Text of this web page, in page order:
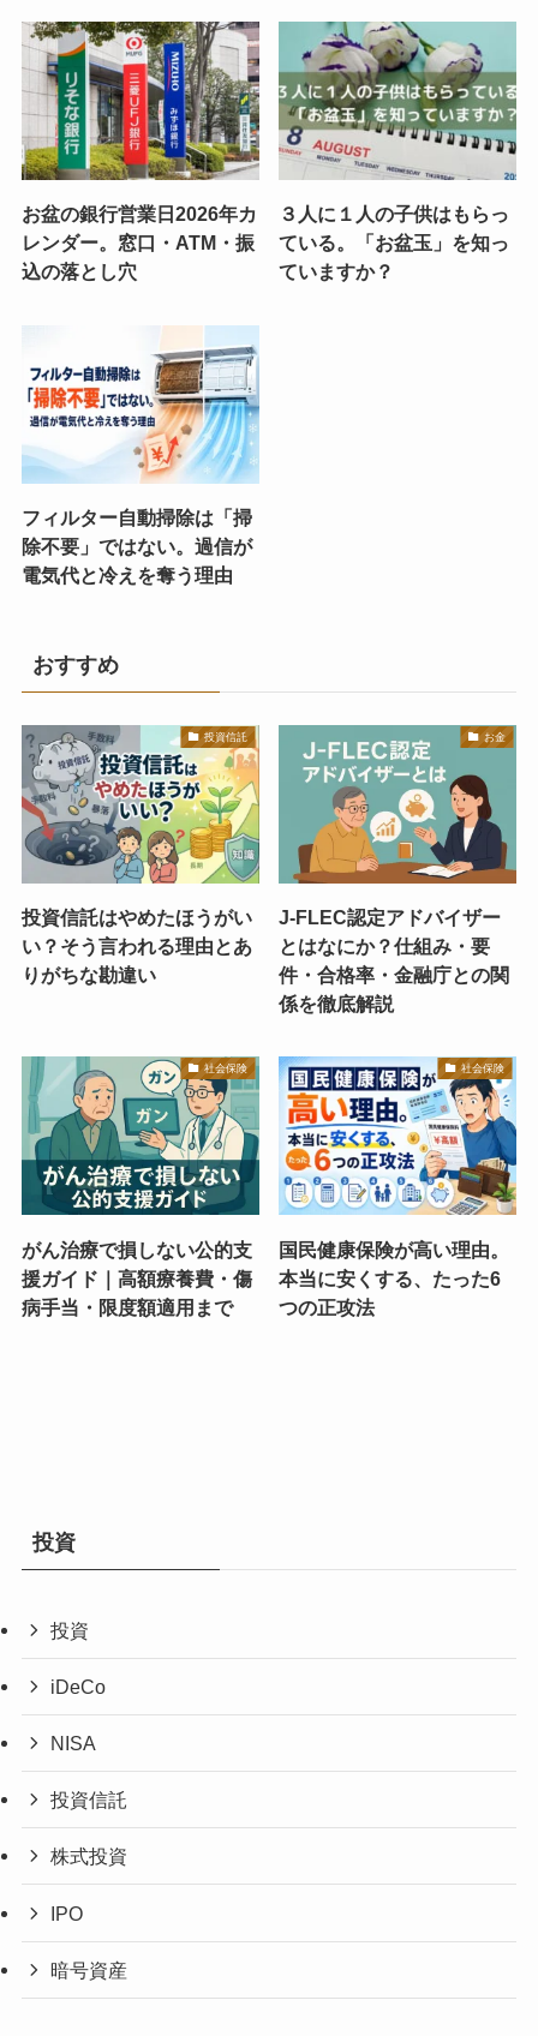
お盆の銀行営業日2026年カ
レンダー。窓口・ATM・振
込の落とし穴
３人に１人の子供はもらっ
ている。「お盆玉」を知っ
ていますか？
フィルター自動掃除は「掃
除不要」ではない。過信が
電気代と冷えを奪う理由
おすすめ
投資信託
投資信託はやめたほうがい
い？そう言われる理由とあ
りがちな勘違い
お金
J-FLEC認定アドバイザー
とはなにか？仕組み・要
件・合格率・金融庁との関
係を徹底解説
社会保険
がん治療で損しない公的支
援ガイド｜高額療養費・傷
病手当・限度額適用まで
社会保険
国民健康保険が高い理由。
本当に安くする、たった6
つの正攻法
投資
投資
iDeCo
NISA
投資信託
株式投資
IPO
暗号資産